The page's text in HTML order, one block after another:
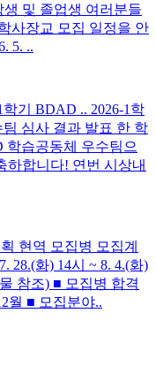
및 졸업생 여러분들
사장교 모집 일정을 안
5. ..
학기 BDAD .. 2026-1학
심사 결과 발표 한 학
학습공동체 우수팀으
하합니다! 연번 시상내
현역 모집병 모집계
28.(화) 14시 ~ 8. 4.(화)
참조) ■ 모집병 합격
월 ■ 모집분야..